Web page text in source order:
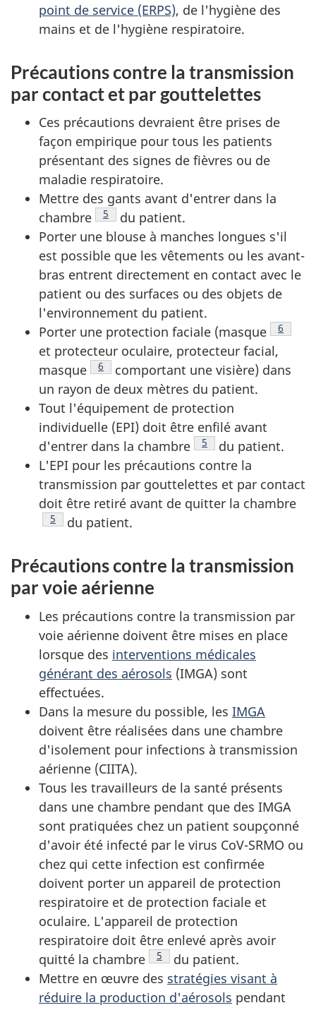
point de service (ERPS), de l'hygiène des
mains et de l'hygiène respiratoire.
Précautions contre la transmission
par contact et par gouttelettes
Ces précautions devraient être prises de
façon empirique pour tous les patients
présentant des signes de fièvres ou de
maladie respiratoire.
Mettre des gants avant d'entrer dans la
chambre
Note de bas de page
5
du patient.
Porter une blouse à manches longues s'il
est possible que les vêtements ou les avant-
bras entrent directement en contact avec le
patient ou des surfaces ou des objets de
l'environnement du patient.
Porter une protection faciale (masque
Note
6
et protecteur oculaire, protecteur facial,
masque
Note de bas de page
6
comportant une visière) dans
un rayon de deux mètres du patient.
Tout l'équipement de protection
individuelle (EPI) doit être enfilé avant
d'entrer dans la chambre
Note de bas de page
5
du patient.
L'EPI pour les précautions contre la
transmission par gouttelettes et par contact
doit être retiré avant de quitter la chambre
Note de bas de page
5 du patient.
Précautions contre la transmission
par voie aérienne
Les précautions contre la transmission par
voie aérienne doivent être mises en place
lorsque des interventions médicales
générant des aérosols (IMGA) sont
effectuées.
Dans la mesure du possible, les IMGA
doivent être réalisées dans une chambre
d'isolement pour infections à transmission
aérienne (CIITA).
Tous les travailleurs de la santé présents
dans une chambre pendant que des IMGA
sont pratiquées chez un patient soupçonné
d'avoir été infecté par le virus CoV-SRMO ou
chez qui cette infection est confirmée
doivent porter un appareil de protection
respiratoire et de protection faciale et
oculaire. L'appareil de protection
respiratoire doit être enlevé après avoir
quitté la chambre
Note de bas de page
5
du patient.
Mettre en œuvre des stratégies visant à
réduire la production d'aérosols pendant